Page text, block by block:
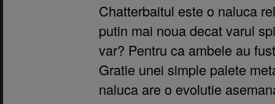
Chatterbaitul este o naluca
putin mai noua decat varul
var? Pentru ca ambele au
Gratie unei simple palete
naluca are o evolutie